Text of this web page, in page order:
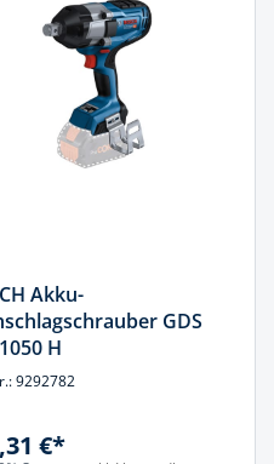
Akku-
GDS
H
9292782
€*